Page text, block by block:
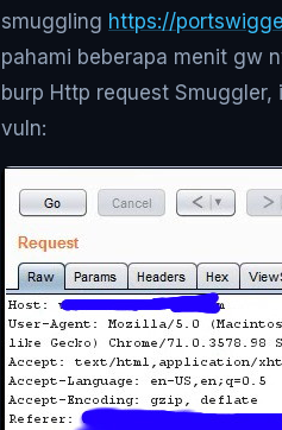
smuggling https://
pahami beberapa menit gw
burp Http request
vuln: